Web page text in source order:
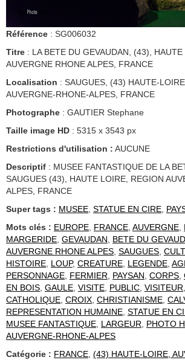
Référence : SG006032
Titre : LA BETE DU GEVAUDAN, (43),
AUVERGNE RHONE ALPES, FRANCE
Localisation : SAUGUES, (43) HAUTE-
AUVERGNE-RHONE-ALPES, FRANCE
Photographe : GAUTIER Stephane
Taille image HD : 5315 x 3543 px
Restrictions d'utilisation : AUCUNE
Descriptif : MUSEE FANTASTIQUE DE LA
SAUGUES (43), HAUTE LOIRE, REGION
ALPES, FRANCE
Super tags : MUSEE, STATUE EN CIRE,
Mots clés : EUROPE, FRANCE, AUVERGNE,
MARGERIDE, GEVAUDAN, BETE DU
AUVERGNE RHONE ALPES, SAUGUES,
HISTOIRE, LOUP, CREATURE, LEGENDE,
PERSONNAGE, FERMIER, PAYSAN, CORPS,
EN BOIS, GAULE, VISITE, PUBLIC, VISITEUR,
CATHOLIQUE, CROIX, CHRISTIANISME,
REPRESENTATION HUMAINE, STATUE EN
MUSEE FANTASTIQUE, LARGEUR, PHOTO
AUVERGNE-RHONE-ALPES
Catégorie : FRANCE, (43) HAUTE-LOIRE,